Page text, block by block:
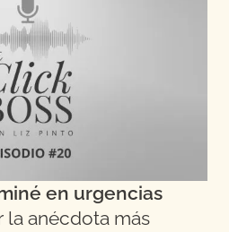
en urgencias
la anécdota más